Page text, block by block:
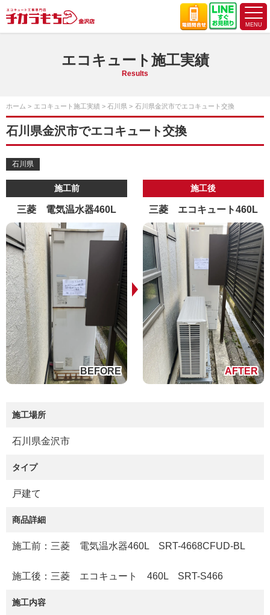
エコキュート施工実績
Results
ホーム エコキュート施工実績 石川県 石川県金沢市でエコキュート交換
石川県金沢市でエコキュート交換
石川県
施工前
三菱 電気温水器460L
施工後
三菱 エコキュート460L
施工場所
石川県金沢市
タイプ
戸建て
商品詳細
施工前：三菱 電気温水器460L SRT-4668CFUD-BL
施工後：三菱 エコキュート 460L SRT-S466
施工内容